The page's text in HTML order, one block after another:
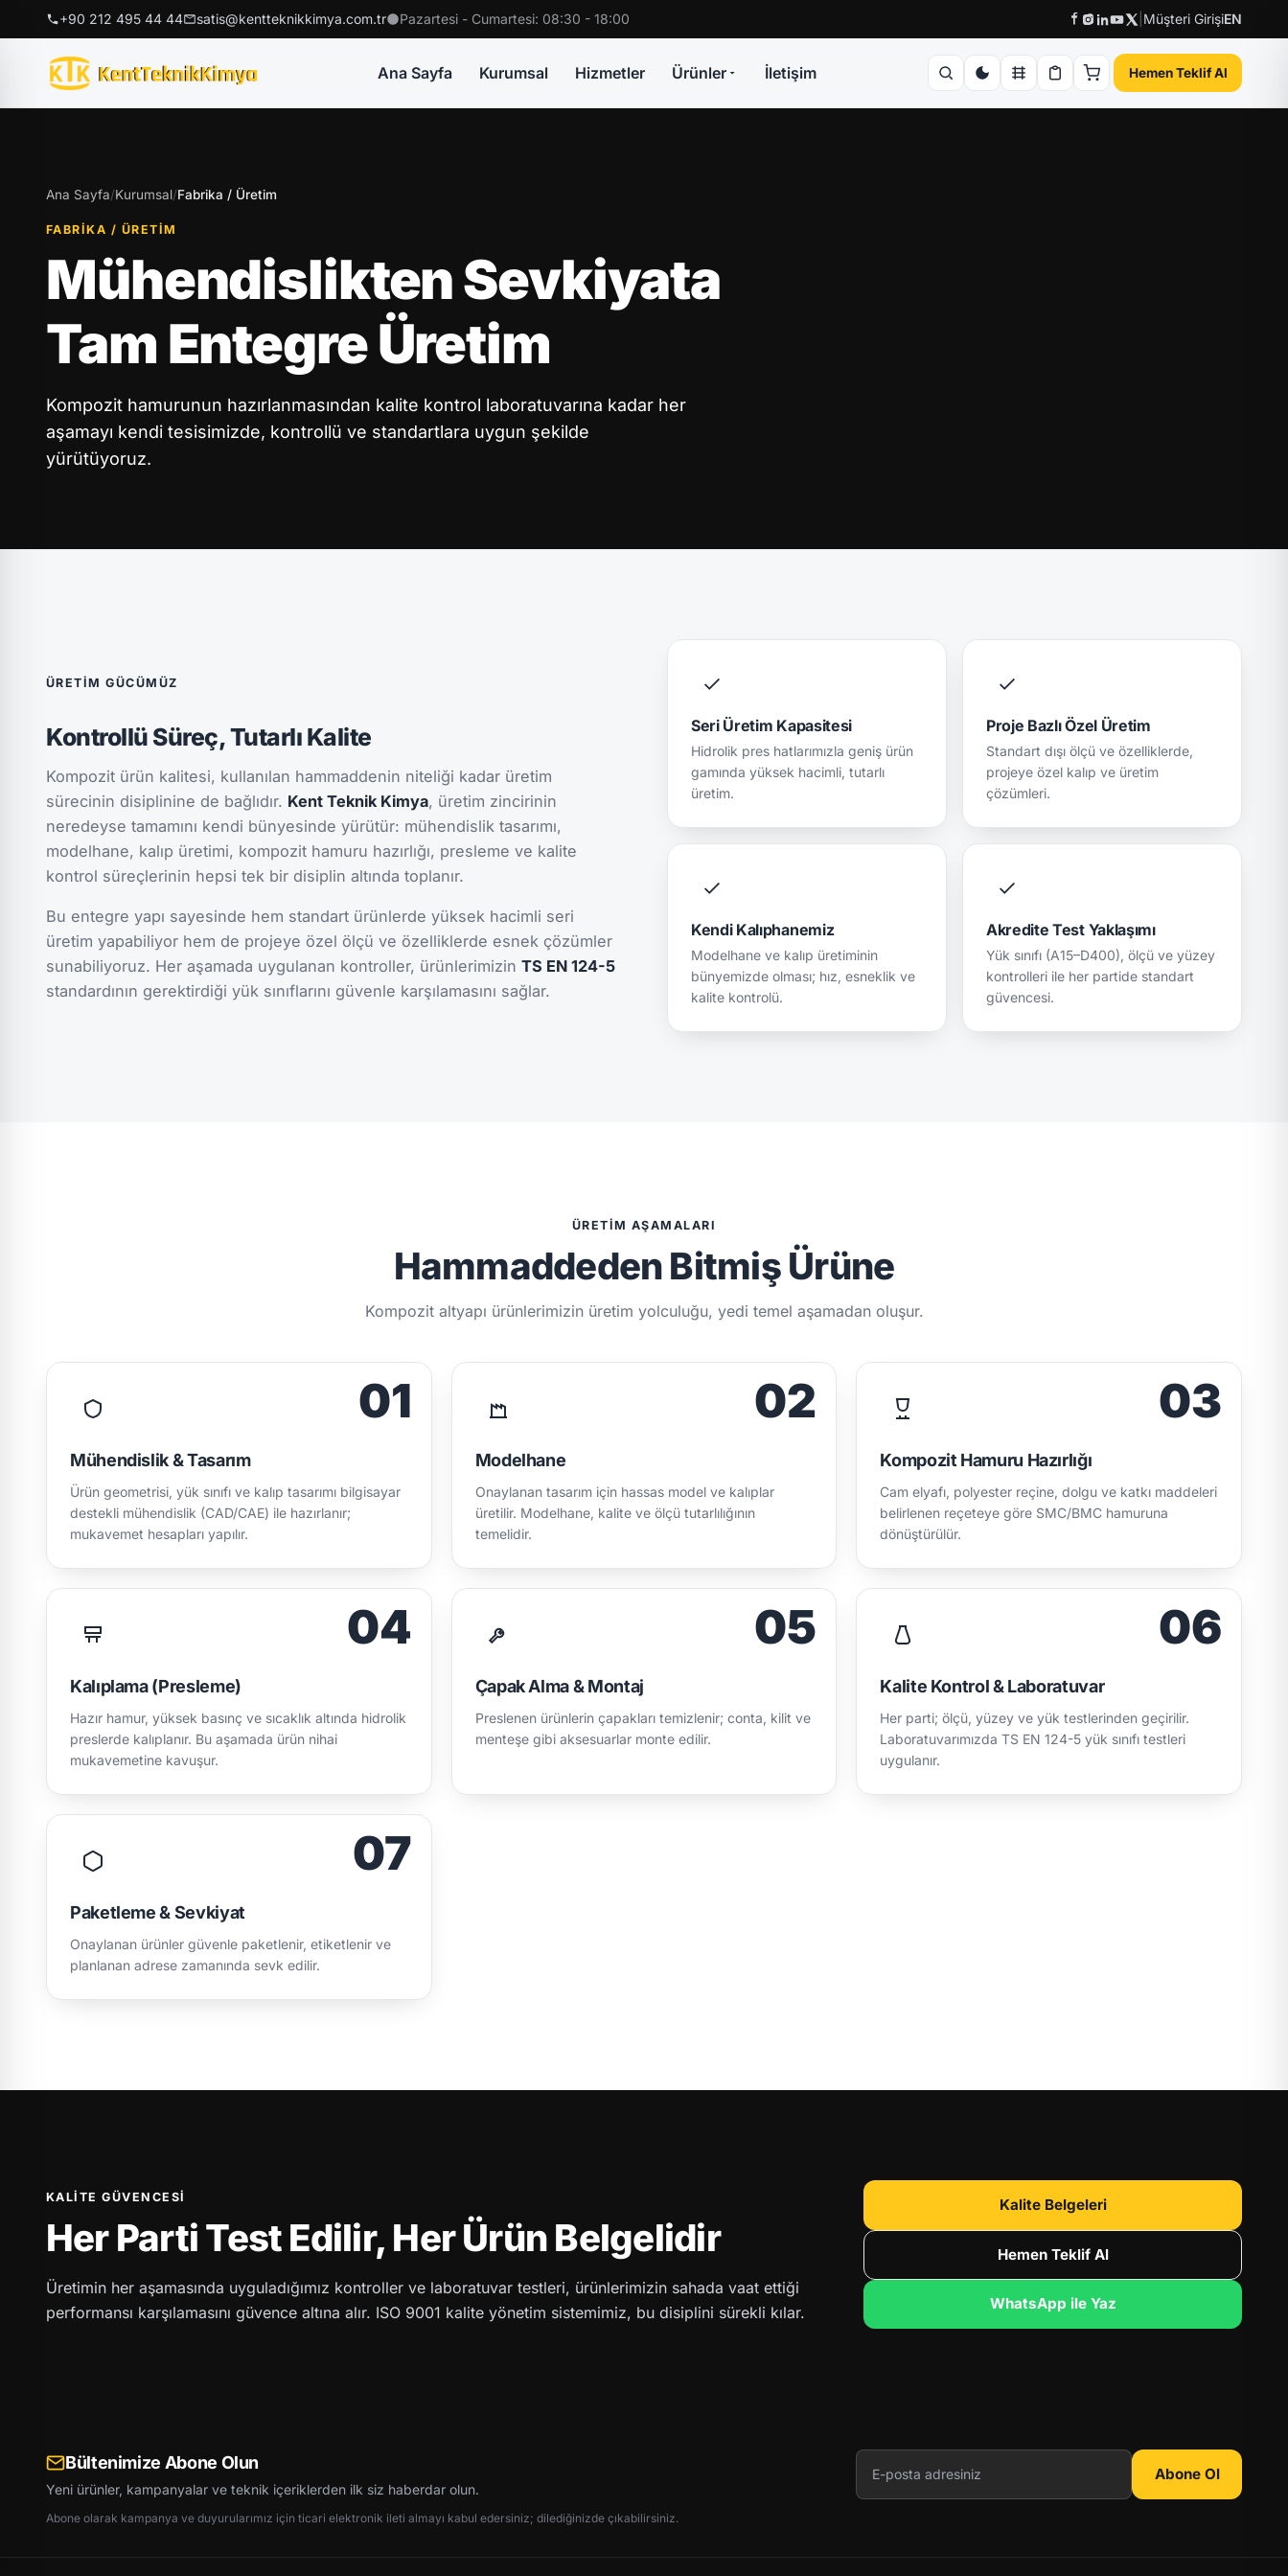
+90 212 495 44 44 satis@kentteknikkimya.com.tr Pazartesi - Cumartesi: 08:30 - 18:00 Müşteri GirişiEN
Ana Sayfa Kurumsal Hizmetler Ürünler İletişim Hemen Teklif Al
Ana Sayfa/Kurumsal/Fabrika / Üretim
FABRIKA / ÜRETIM
Mühendislikten Sevkiyata
Tam Entegre Üretim
Kompozit hamurunun hazırlanmasından kalite kontrol laboratuvarına kadar her
aşamayı kendi tesisimizde, kontrollü ve standartlara uygun şekilde
yürütüyoruz.
ÜRETIM GÜCÜMÜZ
Kontrollü Süreç, Tutarlı Kalite
Kompozit ürün kalitesi, kullanılan hammaddenin niteliği kadar üretim
sürecinin disiplinine de bağlıdır. Kent Teknik Kimya, üretim zincirinin
neredeyse tamamını kendi bünyesinde yürütür: mühendislik tasarımı,
modelhane, kalıp üretimi, kompozit hamuru hazırlığı, presleme ve kalite
kontrol süreçlerinin hepsi tek bir disiplin altında toplanır.
Bu entegre yapı sayesinde hem standart ürünlerde yüksek hacimli seri
üretim yapabiliyor hem de projeye özel ölçü ve özelliklerde esnek çözümler
sunabiliyoruz. Her aşamada uygulanan kontroller, ürünlerimizin TS EN 124-5
standardının gerektirdiği yük sınıflarını güvenle karşılamasını sağlar.
Seri Üretim Kapasitesi
Hidrolik pres hatlarımızla geniş ürün
gamında yüksek hacimli, tutarlı
üretim.
Proje Bazlı Özel Üretim
Standart dışı ölçü ve özelliklerde,
projeye özel kalıp ve üretim
çözümleri.
Kendi Kalıphanemiz
Modelhane ve kalıp üretiminin
bünyemizde olması; hız, esneklik ve
kalite kontrolü.
Akredite Test Yaklaşımı
Yük sınıfı (A15–D400), ölçü ve yüzey
kontrolleri ile her partide standart
güvencesi.
ÜRETIM AŞAMALARI
Hammaddeden Bitmiş Ürüne
Kompozit altyapı ürünlerimizin üretim yolculuğu, yedi temel aşamadan oluşur.
01
Mühendislik & Tasarım
Ürün geometrisi, yük sınıfı ve kalıp tasarımı bilgisayar
destekli mühendislik (CAD/CAE) ile hazırlanır;
mukavemet hesapları yapılır.
02
Modelhane
Onaylanan tasarım için hassas model ve kalıplar
üretilir. Modelhane, kalite ve ölçü tutarlılığının
temelidir.
03
Kompozit Hamuru Hazırlığı
Cam elyafı, polyester reçine, dolgu ve katkı maddeleri
belirlenen reçeteye göre SMC/BMC hamuruna
dönüştürülür.
04
Kalıplama (Presleme)
Hazır hamur, yüksek basınç ve sıcaklık altında hidrolik
preslerde kalıplanır. Bu aşamada ürün nihai
mukavemetine kavuşur.
05
Çapak Alma & Montaj
Preslenen ürünlerin çapakları temizlenir; conta, kilit ve
menteşe gibi aksesuarlar monte edilir.
06
Kalite Kontrol & Laboratuvar
Her parti; ölçü, yüzey ve yük testlerinden geçirilir.
Laboratuvarımızda TS EN 124-5 yük sınıfı testleri
uygulanır.
07
Paketleme & Sevkiyat
Onaylanan ürünler güvenle paketlenir, etiketlenir ve
planlanan adrese zamanında sevk edilir.
KALITE GÜVENCESI
Her Parti Test Edilir, Her Ürün Belgelidir
Üretimin her aşamasında uyguladığımız kontroller ve laboratuvar testleri, ürünlerimizin sahada vaat ettiği
performansı karşılamasını güvence altına alır. ISO 9001 kalite yönetim sistemimiz, bu disiplini sürekli kılar.
Kalite Belgeleri
Hemen Teklif Al
WhatsApp ile Yaz
Bültenimize Abone Olun
Yeni ürünler, kampanyalar ve teknik içeriklerden ilk siz haberdar olun.
Abone Ol
Abone olarak kampanya ve duyurularımız için ticari elektronik ileti almayı kabul edersiniz; dilediğinizde çıkabilirsiniz.